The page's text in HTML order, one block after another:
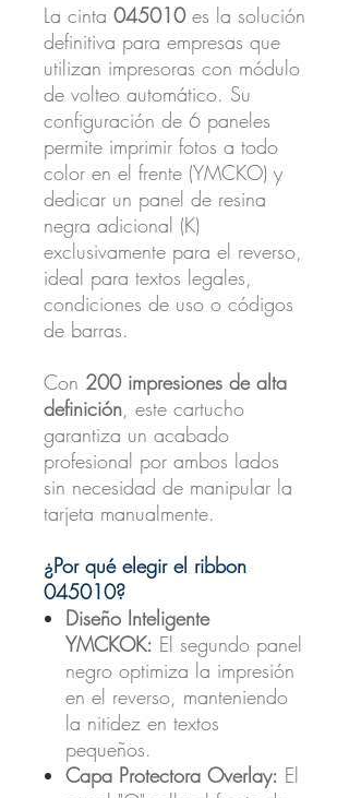
La cinta 045010es la solución
definitiva para empresas que
utilizan impresoras con módulo
de volteo automático. Su
configuración de 6 paneles
permite imprimir fotos a todo
color en el frente (YMCKO) y
dedicar un panel de resina
negra adicional (K)
exclusivamente para el reverso,
ideal para textos legales,
condiciones de uso o códigos
de barras.
Con 200 impresiones de alta
definición, este cartucho
garantiza un acabado
profesional por ambos lados
sin necesidad de manipular la
tarjeta manualmente.
¿Por qué elegir el ribbon
045010?
Diseño Inteligente
YMCKOK: El segundo panel
negro optimiza la impresión
en el reverso, manteniendo
la nitidez en textos
pequeños.
Capa Protectora Overlay: El